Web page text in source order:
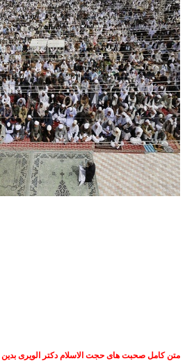
متن کامل صحبت های حجت الاسلام دکتر الویری